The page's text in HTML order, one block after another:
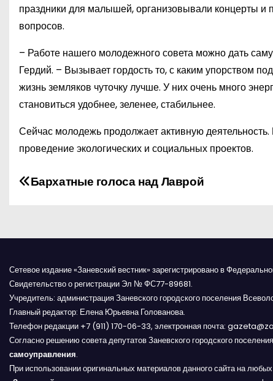
праздники для малышей, организовывали концерты
вопросов.
– Работе нашего молодежного совета можно дать
Гердий. – Вызывает гордость то, с каким упорством
жизнь земляков чуточку лучше. У них очень много
становиться удобнее, зеленее, стабильнее.
Сейчас молодежь продолжает активную
проведение экологических и социальных проектов.
Н
г
а
ц
и
Бархатные голоса над Лаврой
Сетевое издание «Заневский вестник» зарегистрировано в
Свидетельство о регистрации Эл № ФС77-89681.
Учредитель: администрация Заневского городского поселения
Главный редактор: Елена Юрьевна Голованова.
Телефон редакции +7 (911) 170-06-33, электронная почта:
Согласно решению совета депутатов Заневского городского поселения
самоуправления.
При использовании оригинальных материалов данного сайта на